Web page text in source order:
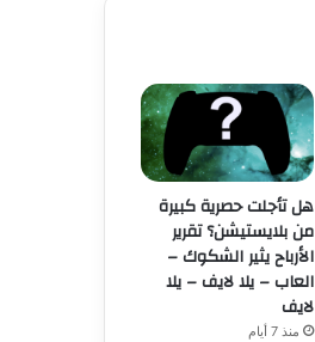
هل تأجلت حصرية كبيرة
من بلايستيشن؟ تقرير
الأرباح يثير الشكوك –
العاب – يلا لايف – يلا
لايف
منذ 7 أيام